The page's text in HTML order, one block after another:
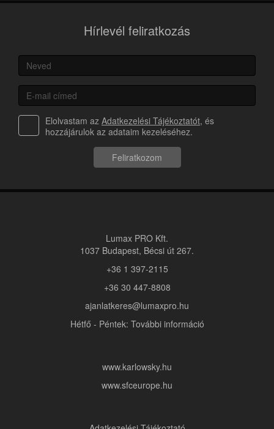
Hírlevél feliratkozás
Elolvastam az Adatkezelési Tájékoztatót, és
hozzájárulok az adataim kezeléséhez.
Feliratkozom
Lumax PRO Kft.
1037 Budapest, Bécsi út 267.
+36 1 397-2115
+36 30 447-8808
ajanlatkeres@lumaxpro.hu
Hétfő - Péntek: További információ
www.karlowsky.hu
www.sfceurope.hu